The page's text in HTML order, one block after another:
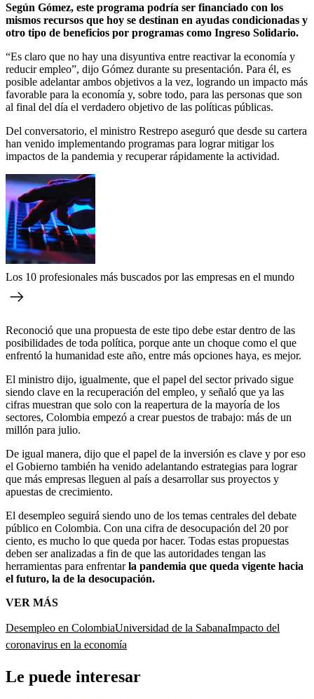
Según Gómez, este programa podría ser financiado con los
mismos recursos que hoy se destinan en ayudas condicionadas y
otro tipo de beneficios por programas como Ingreso Solidario.
“Es claro que no hay una disyuntiva entre reactivar la economía y
reducir empleo”, dijo Gómez durante su presentación. Para él, es
posible adelantar ambos objetivos a la vez, logrando un impacto más
favorable para la economía y, sobre todo, para las personas que son
al final del día el verdadero objetivo de las políticas públicas.
Del conversatorio, el ministro Restrepo aseguró que desde su cartera
han venido implementando programas para lograr mitigar los
impactos de la pandemia y recuperar rápidamente la actividad.
Los 10 profesionales más buscados por las empresas en el mundo
Reconoció que una propuesta de este tipo debe estar dentro de las
posibilidades de toda política, porque ante un choque como el que
enfrentó la humanidad este año, entre más opciones haya, es mejor.
El ministro dijo, igualmente, que el papel del sector privado sigue
siendo clave en la recuperación del empleo, y señaló que ya las
cifras muestran que solo con la reapertura de la mayoría de los
sectores, Colombia empezó a crear puestos de trabajo: más de un
millón para julio.
De igual manera, dijo que el papel de la inversión es clave y por eso
el Gobierno también ha venido adelantando estrategias para lograr
que más empresas lleguen al país a desarrollar sus proyectos y
apuestas de crecimiento.
El desempleo seguirá siendo uno de los temas centrales del debate
público en Colombia. Con una cifra de desocupación del 20 por
ciento, es mucho lo que queda por hacer. Todas estas propuestas
deben ser analizadas a fin de que las autoridades tengan las
herramientas para enfrentarla pandemia que queda vigente hacia
el futuro, la de la desocupación.
VER MÁS
Desempleo en ColombiaUniversidad de la SabanaImpacto del
coronavirus en la economía
Le puede interesar